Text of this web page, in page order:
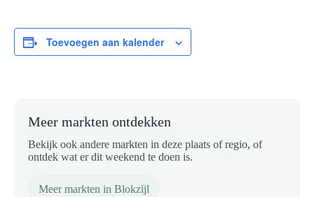
Toevoegen aan kalender
Meer markten ontdekken
Bekijk ook andere markten in deze plaats of regio, of
ontdek wat er dit weekend te doen is.
Meer markten in Blokzijl